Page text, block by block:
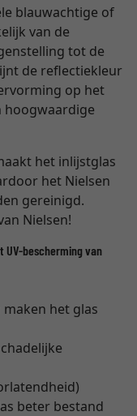
blauwachtige of
van de
tot de
de reflectiekleur
op het
hoogwaardige
het inlijstglas
het Nielsen
gereinigd.
Nielsen!
UV-bescherming van
het glas
beter bestand